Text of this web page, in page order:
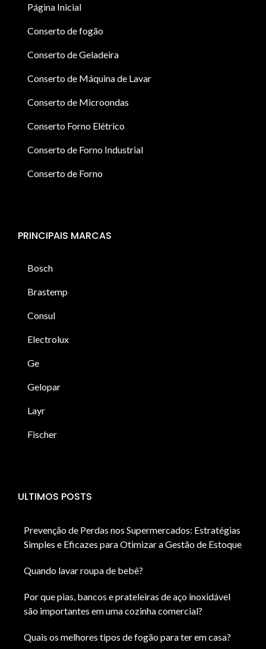
Página Inicial
Conserto de fogão
Conserto de Geladeira
Conserto de Máquina de Lavar
Conserto de Microondas
Conserto Forno Elétrico
Conserto de Forno Industrial
Conserto de Forno
PRINCIPAIS MARCAS
Bosch
Brastemp
Consul
Electrolux
Ge
Gelopar
Layr
Fischer
ULTIMOS POSTS
Prevenção de Perdas nos Supermercados: Estratégias
Simples e Eficazes para Otimizar a Gestão de Estoque
Quando lavar roupa de bebê?
Por que pias, bancos e prateleiras de aço inoxidável
são importantes em uma cozinha comercial?
Quais os melhores tipos de fogão para ter em casa?